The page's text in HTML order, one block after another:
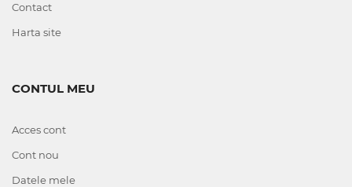
Contact
Harta site
CONTUL MEU
Acces cont
Cont nou
Datele mele